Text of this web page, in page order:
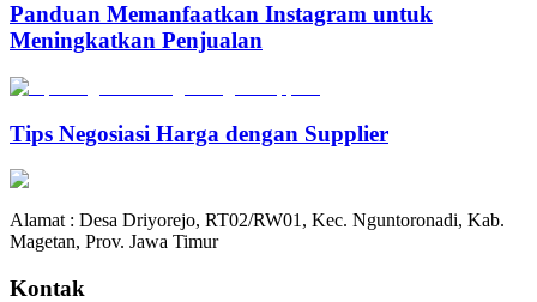
Panduan Memanfaatkan Instagram untuk
Meningkatkan Penjualan
Tips Negosiasi Harga dengan Supplier
Alamat : Desa Driyorejo, RT02/RW01, Kec. Nguntoronadi, Kab.
Magetan, Prov. Jawa Timur
Kontak